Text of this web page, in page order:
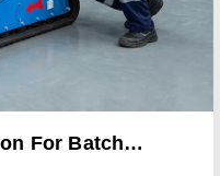
For Batch